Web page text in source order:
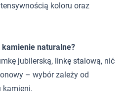
koloru oraz
naturalne?
jubilerską, linkę stalową, nić
– wybór zależy od
kamieni.